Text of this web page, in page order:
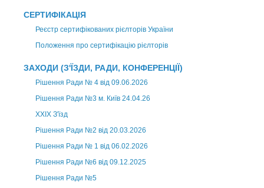
СЕРТИФІКАЦІЯ
Реєстр сертифікованих рієлторів України
Положення про сертифікацію рієлторів
ЗАХОДИ (З'ЇЗДИ, РАДИ, КОНФЕРЕНЦІЇ)
Рішення Ради № 4 від 09.06.2026
Рішення Ради №3 м. Київ 24.04.26
XXІХ З'їзд
Рішення Ради №2 від 20.03.2026
Рішення Ради № 1 від 06.02.2026
Рішення Ради №6 від 09.12.2025
Рішення Ради №5